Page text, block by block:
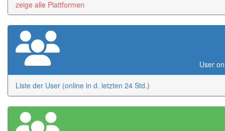
zeige alle Plattformen
User
Liste der User (online in d. letzten 24 Std.)